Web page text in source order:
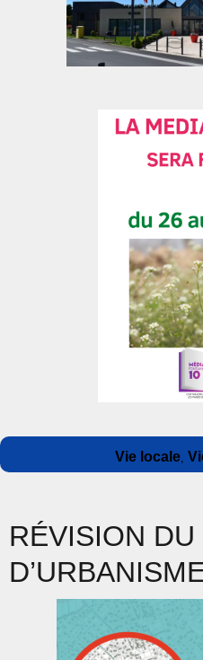
Auteur
Publié
le
Catégories
Vie locale
RÉVISION